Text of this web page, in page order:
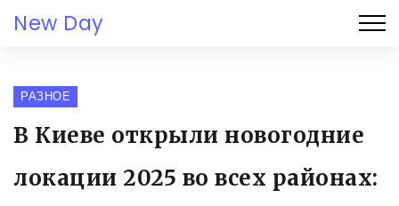
New Day
РАЗНОЕ
В Киеве открыли новогодние
локации 2025 во всех районах: